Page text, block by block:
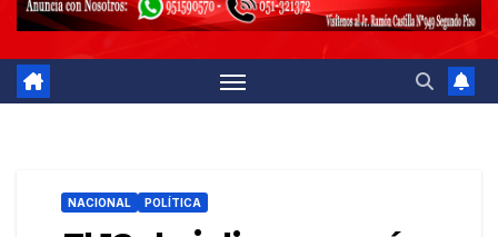
NACIONAL POLÍTICA